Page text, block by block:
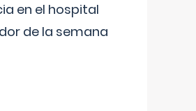
en el hospital
de la semana